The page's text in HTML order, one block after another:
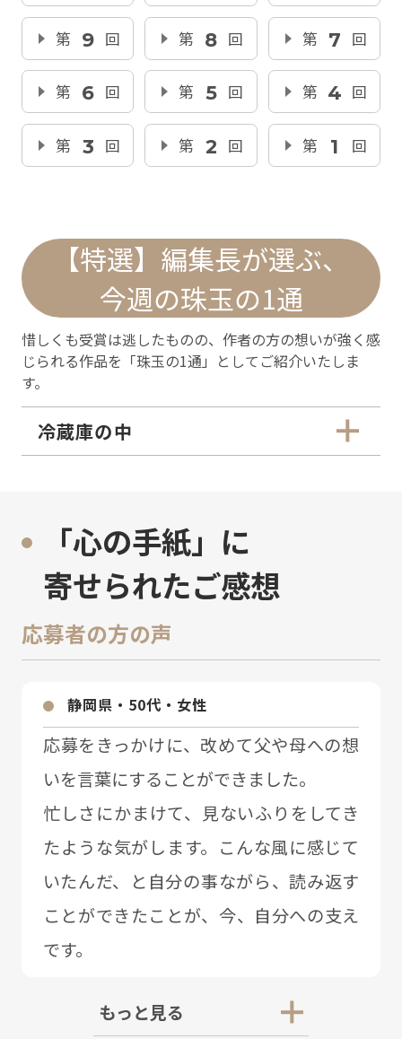
第 9 回 第 8 回 第 7 回
第 6 回 第 5 回 第 4 回
第 3 回 第 2 回 第 1 回
【特選】編集長が選ぶ、
今週の珠玉の1通
惜しくも受賞は逃したものの、作者の方の想いが強く感
じられる作品を「珠玉の1通」としてご紹介いたしま
す。
冷蔵庫の中
「心の手紙」に
寄せられたご感想
応募者の方の声
静岡県・50代・⼥性
応募をきっかけに、改めて⽗や⺟への想
いを⾔葉にすることができました。
忙しさにかまけて、⾒ないふりをしてき
たような気がします。こんな⾵に感じて
いたんだ、と⾃分の事ながら、読み返す
ことができたことが、今、⾃分への⽀え
です。
もっと見る